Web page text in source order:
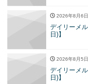
2026年8月6日
デイリーメ
日)】
2026年8月5日
デイリーメ
日)】